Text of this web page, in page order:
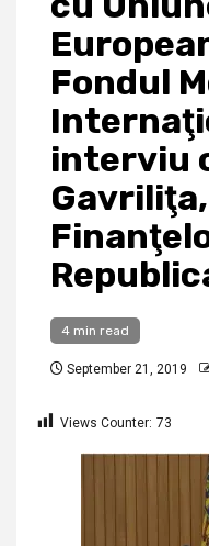
Fondul
interviu
4 min read
September 21, 2019
Views Counter: 73